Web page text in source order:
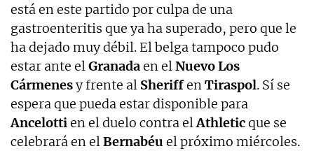
está en este partido por culpa de una
gastroenteritis que ya ha superado, pero que le
ha dejado muy débil. El belga tampoco pudo
estar ante elGranadaen elNuevo Los
Cármenesy frente al SheriffenTiraspol. Sí se
espera que pueda estar disponible para
Ancelottien el duelo contra elAthleticque se
celebrará en elBernabéu el próximo miércoles.